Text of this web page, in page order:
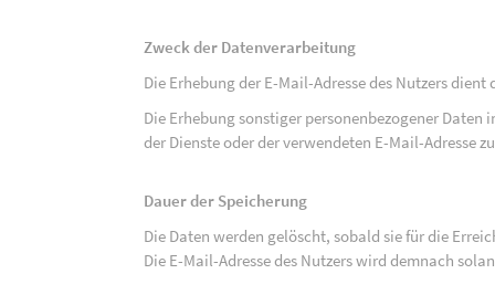
Zweck der Datenverarbeitung
Die Erhebung der E-Mail-Adresse des Nutzers
Die Erhebung sonstiger personenbezogener
der Dienste oder der verwendeten E-Mail-Adresse
Dauer der Speicherung
Die Daten werden gelöscht, sobald sie für die
Die E-Mail-Adresse des Nutzers wird demnach